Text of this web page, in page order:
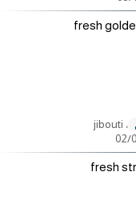
fresh
، jibouti
fresh